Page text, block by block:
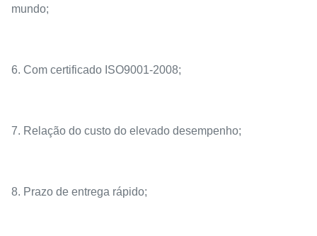
mundo;
6. Com certificado ISO9001-2008;
7. Relação do custo do elevado desempenho;
8. Prazo de entrega rápido;